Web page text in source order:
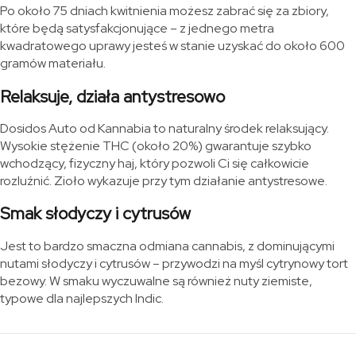
Po około 75 dniach kwitnienia możesz zabrać się za zbiory,
które będą satysfakcjonujące – z jednego metra
kwadratowego uprawy jesteś w stanie uzyskać do około 600
gramów materiału.
Relaksuje, działa antystresowo
Dosidos Auto od Kannabia to naturalny środek relaksujący.
Wysokie stężenie THC (około 20%) gwarantuje szybko
wchodzący, fizyczny haj, który pozwoli Ci się całkowicie
rozluźnić. Zioło wykazuje przy tym działanie antystresowe.
Smak słodyczy i cytrusów
Jest to bardzo smaczna odmiana cannabis, z dominującymi
nutami słodyczy i cytrusów – przywodzi na myśl cytrynowy tort
bezowy. W smaku wyczuwalne są również nuty ziemiste,
typowe dla najlepszych Indic.